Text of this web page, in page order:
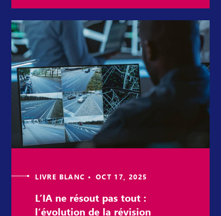
LIVRE BLANC • OCT 17, 2025
L’IA ne résout pas tout :
l’évolution de la révision